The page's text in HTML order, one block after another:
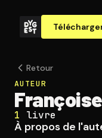
Retour
AUTEUR
1 livre
À propos de